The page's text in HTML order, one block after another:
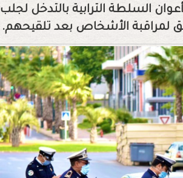
السلطة الترابية بالتدخل لجلب
لمراقبة الأشخاص بعد تلقيحهم.